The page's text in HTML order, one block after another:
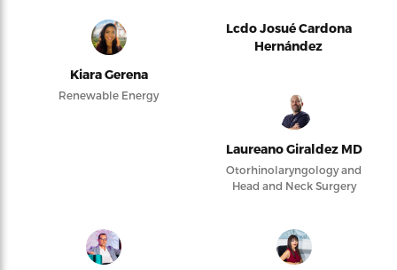
Kiara Gerena
Renewable Energy
Lcdo Josué Cardona
Hernández
Laureano Giraldez MD
Otorhinolaryngology and
Head and Neck Surgery